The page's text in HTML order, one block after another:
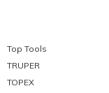
Top Tools
TRUPER
TOPEX